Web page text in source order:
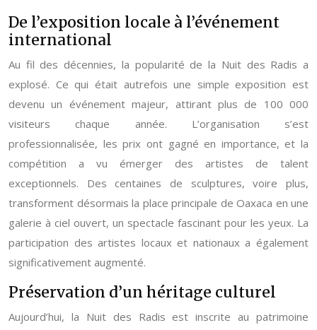
De l’exposition locale à l’événement
international
Au fil des décennies, la popularité de la Nuit des Radis a
explosé. Ce qui était autrefois une simple exposition est
devenu un événement majeur, attirant plus de 100 000
visiteurs chaque année. L’organisation s’est
professionnalisée, les prix ont gagné en importance, et la
compétition a vu émerger des artistes de talent
exceptionnels. Des centaines de sculptures, voire plus,
transforment désormais la place principale de Oaxaca en une
galerie à ciel ouvert, un spectacle fascinant pour les yeux. La
participation des artistes locaux et nationaux a également
significativement augmenté.
Préservation d’un héritage culturel
Aujourd’hui, la Nuit des Radis est inscrite au patrimoine